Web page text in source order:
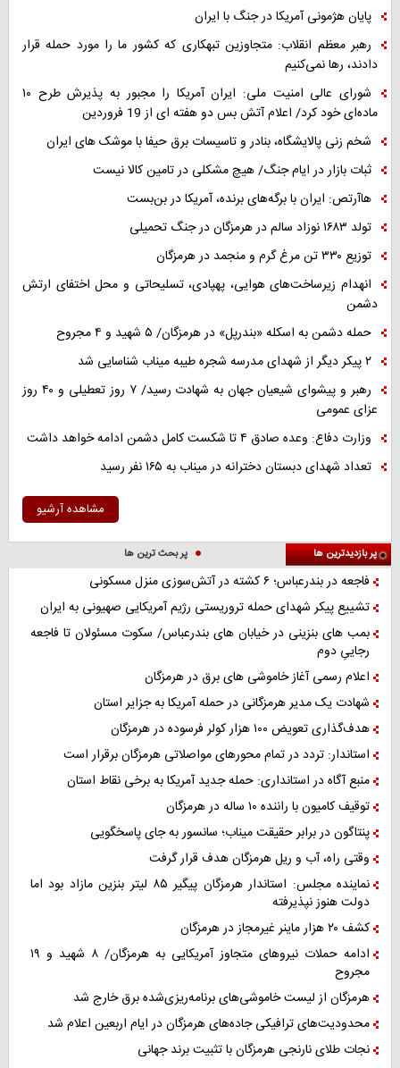
پایان هژمونی آمریکا در جنگ با ایران
رهبر معظم انقلاب: متجاوزین تبهکاری که کشور ما را مورد حمله قرار
دادند، رها نمی‌کنیم
شورای عالی امنیت ملی: ایران آمریکا را مجبور به پذیرش طرح ۱۰
ماده‌ای خود کرد/ اعلام آتش بس دو هفته ای از 19 فروردین
شخم زنی پالایشگاه، بنادر و تاسیسات برق حیفا با موشک های ایران
ثبات بازار در ایام جنگ/ هیچ مشکلی در تامین کالا نیست
هاآرتص: ایران با برگه‌های برنده، آمریکا در بن‌بست
تولد ۱۶۸۳ نوزاد سالم در هرمزگان در جنگ تحمیلی
توزیع ۳۳۰ تن مرغ گرم و منجمد در هرمزگان
انهدام زیرساخت‌های هوایی، پهپادی، تسلیحاتی و محل اختفای ارتش
دشمن
حمله دشمن به اسکله «بندرپل» در هرمزگان/ ۵ شهید و ۴ مجروح
۲ پیکر دیگر از شهدای مدرسه شجره طیبه میناب شناسایی شد
رهبر و پیشوای شیعیان جهان به شهادت رسید/ ۷ روز تعطیلی و ۴۰ روز
عزای عمومی
وزارت دفاع: وعده صادق ۴ تا شکست کامل دشمن ادامه خواهد داشت
تعداد شهدای دبستان دخترانه در میناب به ۱۶۵ نفر رسید
مشاهده آرشیو
پر بازدیدترین ها پر بحث ترین ها
فاجعه در بندرعباس؛ ۶ کشته در آتش‌سوزی منزل مسکونی
تشییع پیکر شهدای حمله تروریستی رژیم آمریکایی صهیونی به ایران
بمب های بنزینی در خیابان های بندرعباس/ سکوت مسئولان تا فاجعه
رجاییِ دوم
اعلام رسمی آغاز خاموشی های برق در هرمزگان
شهادت یک مدیر هرمزگانی در حمله آمریکا به جزایر استان
هدف‌گذاری تعویض ۱۰۰ هزار کولر فرسوده در هرمزگان
استاندار: تردد در تمام محورهای مواصلاتی هرمزگان برقرار است
منبع آگاه در استانداری: حمله جدید آمریکا به برخی نقاط استان
توقیف کامیون با راننده ۱۰ ساله در هرمزگان
پنتاگون در برابر حقیقت میناب؛ سانسور به جای پاسخگویی
وقتی راه، آب و ریل هرمزگان هدف قرار گرفت
نماینده مجلس: استاندار هرمزگان پیگیر ۸۵ لیتر بنزین مازاد بود اما
دولت هنوز نپذیرفته
کشف ۲۰ هزار ماینر غیرمجاز در هرمزگان
ادامه حملات نیروهای متجاوز آمریکایی به هرمزگان/ ۸ شهید و ۱۹
مجروح
هرمزگان از لیست خاموشی‌های برنامه‌ریزی‌شده برق خارج شد
محدودیت‌های ترافیکی جاده‌های هرمزگان در ایام اربعین اعلام شد
نجات طلای نارنجی هرمزگان با تثبیت برند جهانی